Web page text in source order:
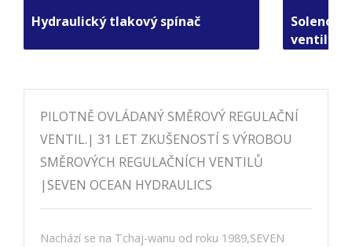
Hydraulický tlakový spínač
ventily
PILOTNĚ OVLÁDANÝ SMĚROVÝ REGULAČNÍ
VENTIL.| 31 LET ZKUŠENOSTÍ S VÝROBOU
SMĚROVÝCH REGULAČNÍCH VENTILŮ
|SEVEN OCEAN HYDRAULICS
Nachází se na Tchaj-wanu od roku 1989,SEVEN